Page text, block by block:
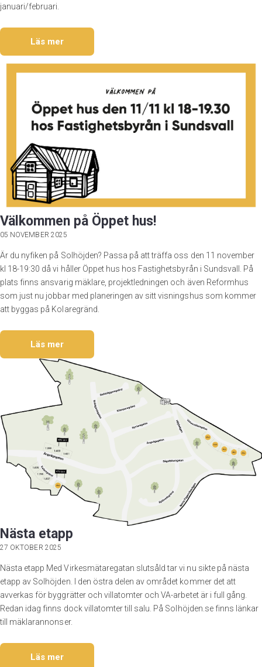
januari/februari.
Läs mer
Välkommen på Öppet hus!
05 NOVEMBER 2025
Är du nyfiken på Solhöjden? Passa på att träffa oss den 11 november
kl 18-19:30 då vi håller Öppet hus hos Fastighetsbyrån i Sundsvall. På
plats finns ansvarig mäklare, projektledningen och även Reformhus
som just nu jobbar med planeringen av sitt visningshus som kommer
att byggas på Kolaregränd.
Läs mer
Nästa etapp
27 OKTOBER 2025
Nästa etapp Med Virkesmätaregatan slutsåld tar vi nu sikte på nästa
etapp av Solhöjden. I den östra delen av området kommer det att
avverkas för byggrätter och villatomter och VA-arbetet är i full gång.
Redan idag finns dock villatomter till salu. På Solhöjden.se finns länkar
till mäklarannonser.
Läs mer